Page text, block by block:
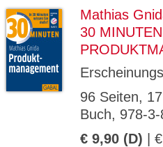
Mathias
30 MINUTEN
96 Seiten,
Buch, 978-
€ 9,90 (D) |